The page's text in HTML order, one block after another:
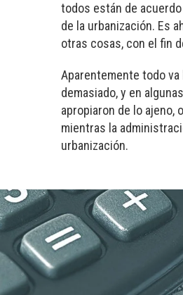
todos están de
de la urbanización. Es
otras cosas, con el fin
Aparentemente todo
demasiado, y en
apropiaron de lo ajeno,
mientras la
urbanización.